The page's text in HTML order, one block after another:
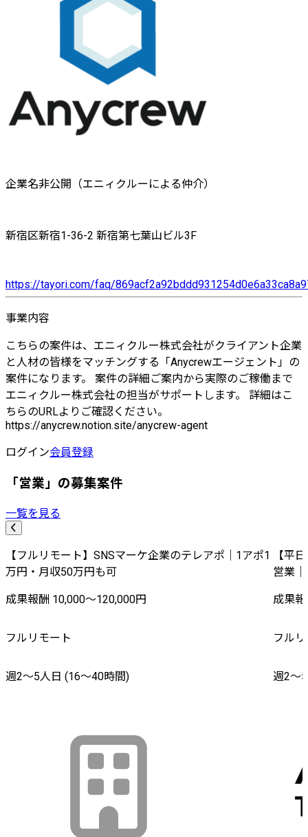
企業名非公開（エニィクルーによる仲介）
新宿区新宿1-36-2 新宿第七葉山ビル3F
https://tayori.com/faq/
事業内容
こちらの案件は、エニィクルー株式会社がクライアント企業
と人材の皆様をマッチングする「Anycrewエージェント」の
案件になります。 案件の詳細ご案内から実際のご稼働まで
エニィクルー株式会社の担当がサポートします。 詳細はこ
ちらのURLよりご確認ください。
https://anycrew.notion.site/anycrew-agent
ログイン会員登録
「営業」の募集案件
一覧を見る
【フルリモート】SNSマーケ企業のテレアポ｜1アポ1
万円・月収50万円も可
成果報酬 10,000〜120,000円
フルリモート
週2〜5人日 (16〜40時間)
【平
営業
成果
フル
週2〜